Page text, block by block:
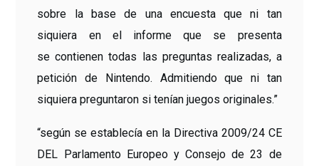
sobre la base de una encuesta que ni tan
siquiera en el informe que se presenta
se contienen todas las preguntas realizadas, a
petición de Nintendo. Admitiendo que ni tan
siquiera preguntaron si tenían juegos originales.”
“según se establecía en la Directiva 2009/24 CE
DEL Parlamento Europeo y Consejo de 23 de